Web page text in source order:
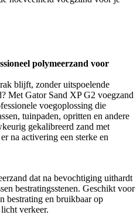
polymeerzand voor
blijft, zonder uitspoelende
Met Gator Sand XP G2 voegzand
voegoplossing die
tuinpaden, opritten en andere
gekalibreerd zand met
na activering een sterke en
dat na bevochtiging uithardt
bestratingsstenen. Geschikt voor
bestrating en bruikbaar op
verkeer.